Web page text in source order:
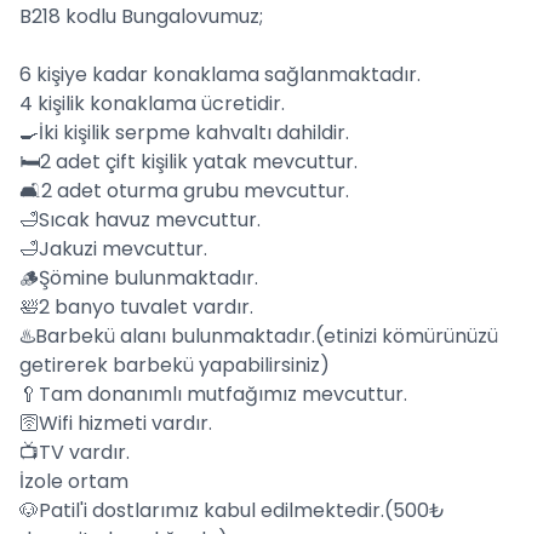
B218 kodlu Bungalovumuz;
6 kişiye kadar konaklama sağlanmaktadır.
4 kişilik konaklama ücretidir.
🍳İki kişilik serpme kahvaltı dahildir.
🛏️2 adet çift kişilik yatak mevcuttur.
🛋️2 adet oturma grubu mevcuttur.
🛁Sıcak havuz mevcuttur.
🛁Jakuzi mevcuttur.
🪵Şömine bulunmaktadır.
🛀2 banyo tuvalet vardır.
♨️Barbekü alanı bulunmaktadır.(etinizi kömürünüzü
getirerek barbekü yapabilirsiniz)
🥄Tam donanımlı mutfağımız mevcuttur.
🛜Wifi hizmeti vardır.
📺TV vardır.
İzole ortam
🐶Patil'i dostlarımız kabul edilmektedir.(500₺